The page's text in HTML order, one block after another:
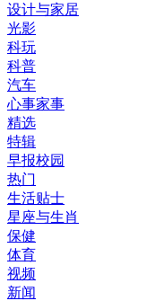
设计与家居
光影
科玩
科普
汽车
心事家事
精选
特辑
早报校园
热门
生活贴士
星座与生肖
保健
体育
视频
新闻